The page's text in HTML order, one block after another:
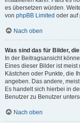
es übersetzen würden.
von phpBB Limited oder auf
Nach oben
Was sind das für Bilder,
In der Beitragsansicht
Eines dieser Bilder ist
Kästchen oder Punkte, die
angeben. Das andere,
Es handelt sich hierbei in
Benutzer zu Benutzer
Nach oben